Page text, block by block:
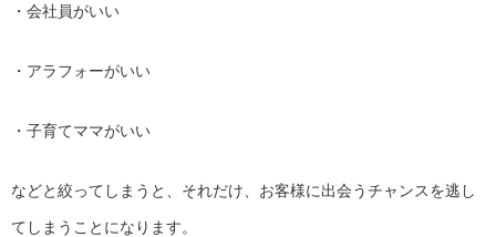
・会社員がいい
・アラフォーがいい
・子育てママがいい
などと絞ってしまうと、それだけ、 お客様に出会うチャンスを逃し
てしまうことになります。